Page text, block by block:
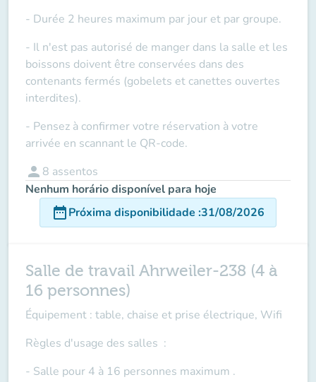
- Durée 2 heures maximum par jour et par groupe.
- Il n'est pas autorisé de manger dans la salle et les
boissons doivent être conservées dans des
contenants fermés (gobelets et canettes ouvertes
interdites).
- Pensez à confirmer votre réservation à votre
arrivée en scannant le QR-code.
person 8 assentos
Nenhum horário disponível para hoje
date_rangePróxima disponibilidade :31/08/2026
Salle de travail Ahrweiler-238 (4 à
16 personnes)
Équipement : table, chaise et prise électrique, Wifi
Règles d'usage des salles :
- Salle pour 4 à 16 personnes maximum .